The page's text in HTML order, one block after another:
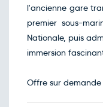
l'ancienne gare
premier sous-
Nationale, puis
immersion
Offre sur demande